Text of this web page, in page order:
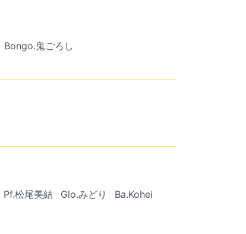
Bongo.鬼ごろし
Pf.松尾美結 Glo.みどり
Ba.Kohei